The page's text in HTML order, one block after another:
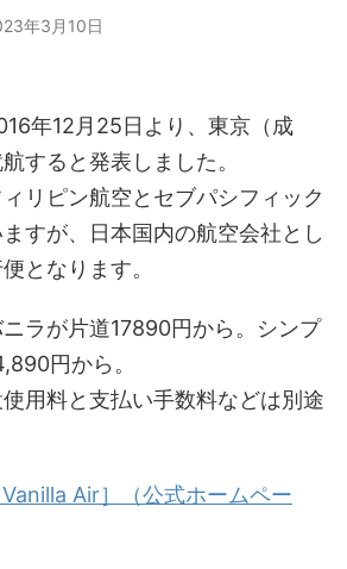
年3月10日
年12月25日より、東京（成
すると発表しました。
リピン航空とセブパシフィック
すが、日本国内の航空会社とし
となります。
ラが片道17890円から。シンプ
円から。
用料と支払い手数料などは別途
Vanilla Air］（公式ホームペー